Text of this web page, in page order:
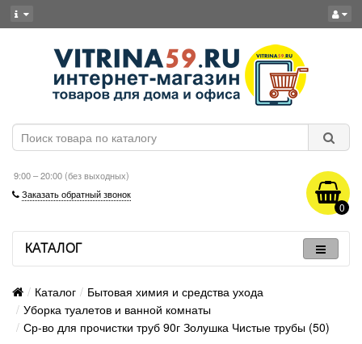
9:00 – 20:00 (без выходных)
Заказать обратный звонок
0
КАТАЛОГ
Каталог
Бытовая химия и средства ухода
Уборка туалетов и ванной комнаты
Ср-во для прочистки труб 90г Золушка Чистые трубы (50)